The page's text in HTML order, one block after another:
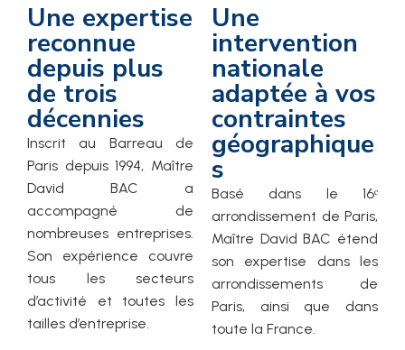
Une expertise
reconnue
depuis plus
de trois
décennies
Inscrit au Barreau de
Paris depuis 1994, Maître
David BAC a
accompagné de
nombreuses entreprises.
Son expérience couvre
tous les secteurs
d’activité et toutes les
tailles d’entreprise.
Une
intervention
nationale
adaptée à vos
contraintes
géographique
s
Basé dans le 16ᵉ
arrondissement de Paris,
Maître David BAC étend
son expertise dans les
arrondissements de
Paris, ainsi que dans
toute la France.